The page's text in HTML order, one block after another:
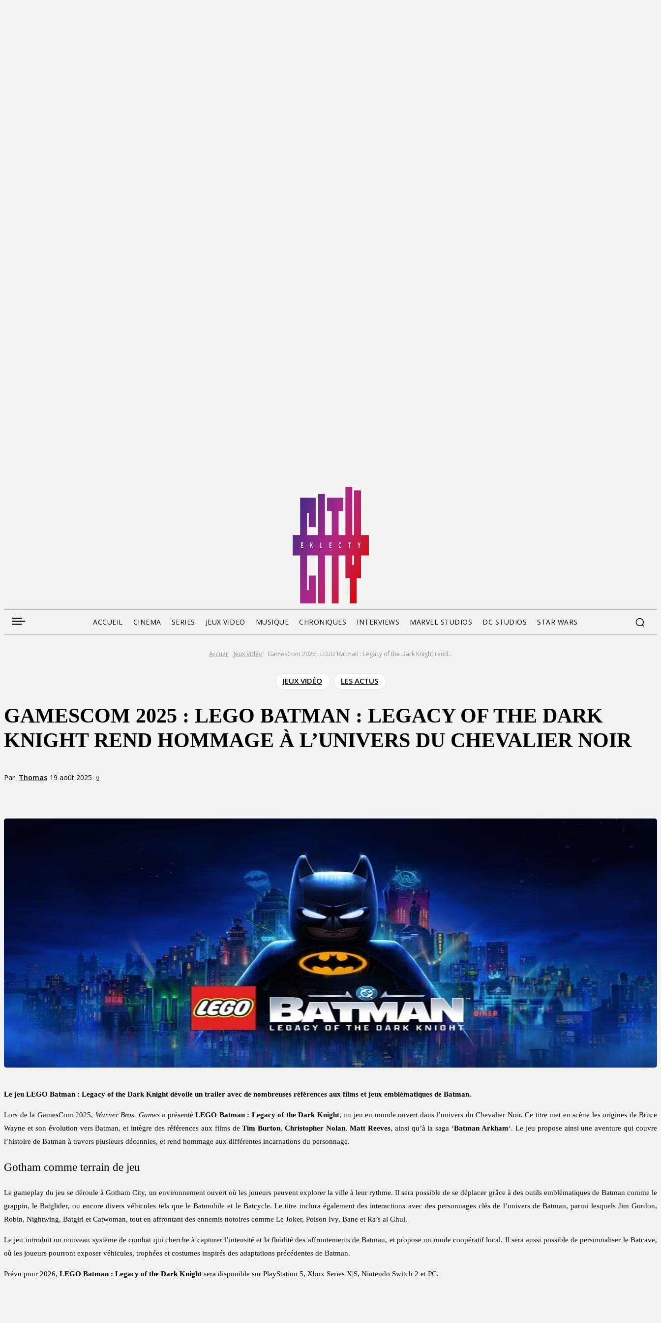
ACCUEIL CINEMA SERIES JEUX VIDEO MUSIQUE CHRONIQUES INTERVIEWS MARVEL STUDIOS DC STUDIOS STAR WARS
Accueil Jeux Vidéo GamesCom 2025 : LEGO Batman : Legacy of the Dark Knight rend...
JEUX VIDÉO LES ACTUS
GAMESCOM 2025 : LEGO BATMAN : LEGACY OF THE DARK
KNIGHT REND HOMMAGE À L’UNIVERS DU CHEVALIER NOIR
Par Thomas 19 août 2025 0
Le jeu LEGO Batman : Legacy of the Dark Knight dévoile un trailer avec de nombreuses références aux films et jeux emblématiques de Batman.
Lors de la GamesCom 2025, Warner Bros. Gamesa présenté LEGO Batman : Legacy of the Dark Knight, un jeu en monde ouvert dans l’univers du Chevalier Noir. Ce titre met en scène les origines de Bruce
Wayne et son évolution vers Batman, et intègre des références aux films deTim Burton,Christopher Nolan, Matt Reeves, ainsi qu’à la saga ‘Batman Arkham‘. Le jeu propose ainsi une aventure qui couvre
l’histoire de Batman à travers plusieurs décennies, et rend hommage aux différentes incarnations du personnage.
Gotham comme terrain de jeu
Le gameplay du jeu se déroule à Gotham City, un environnement ouvert où les joueurs peuvent explorer la ville à leur rythme. Il sera possible de se déplacer grâce à des outils emblématiques de Batman comme le
grappin, le Batglider, ou encore divers véhicules tels que le Batmobile et le Batcycle. Le titre inclura également des interactions avec des personnages clés de l’univers de Batman, parmi lesquels Jim Gordon,
Robin, Nightwing, Batgirl et Catwoman, tout en affrontant des ennemis notoires comme Le Joker, Poison Ivy, Bane et Ra’s al Ghul.
Le jeu introduit un nouveau système de combat qui cherche à capturer l’intensité et la fluidité des affrontements de Batman, et propose un mode coopératif local. Il sera aussi possible de personnaliser le Batcave,
où les joueurs pourront exposer véhicules, trophées et costumes inspirés des adaptations précédentes de Batman.
Prévu pour 2026, LEGO Batman : Legacy of the Dark Knight sera disponible sur PlayStation 5, Xbox Series X|S, Nintendo Switch 2 et PC.